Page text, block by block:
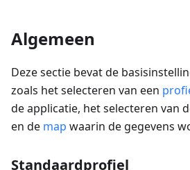
Algemeen
Deze sectie bevat de
zoals het selecteren van een
de applicatie, het selecteren van
en de map waarin de gegevens
Standaardprofiel